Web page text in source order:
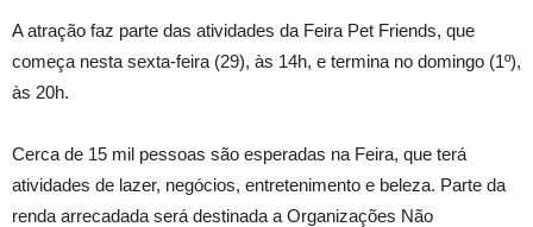
A atração faz parte das atividades da Feira Pet Friends, que
começa nesta sexta-feira (29), às 14h, e termina no domingo (1º),
às 20h.
Cerca de 15 mil pessoas são esperadas na Feira, que terá
atividades de lazer, negócios, entretenimento e beleza. Parte da
renda arrecadada será destinada a Organizações Não